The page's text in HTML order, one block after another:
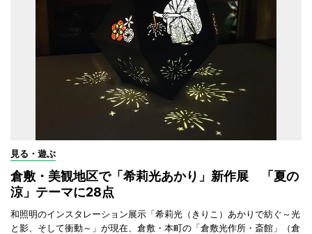
見る・遊ぶ
倉敷・美観地区で「希莉光あかり」新作展 「夏の
涼」テーマに28点
和照明のインスタレーション展示「希莉光（きりこ）あかりで紡ぐ～光
と影、そして衝動～」が現在、倉敷・本町の「倉敷光作所・斎館」（倉